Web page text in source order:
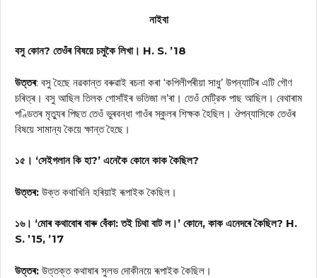
নাইবা
বসু কোন? তেওঁৰ বিষয়ে চমুকৈ লিখা। H. S. ’18
উত্তৰ: বসু হৈছে নৱকান্ত বৰুৱাই ৰচনা কৰা ‘কপিলীপৰীয়া সাধু’ উপন্যাটিৰ এটি গৌণ
চৰিত্ৰ। বসু আছিল তিলক গোসাঁইৰ ভতিজা ল’ৰা। তেওঁ মেট্রিক পাছ আছিল। বেথাৰাম
পণ্ডিতৰ মৃত্যুৰ পিছত তেওঁ ভুৰবন্ধা গাওঁৰ স্কুলৰ শিক্ষক হৈছিল। ঔপন্যাসিকে তেওঁৰ
বিষয়ে সামান্য কৈয়ে ক্ষান্ত হৈছে।
১৫। ‘সেইগলান কি হা?’ এনেকৈ কোনে কাক কৈছিল?
উত্তৰ: উক্ত কথাখিনি হৰিয়াই ৰূপাইক কৈছিল।
১৬। ‘মোৰ কথাবোৰ বাৰু বেঁকা: তই চিথা বাট ল।’ কোনে, কাক এনেদৰে কৈছিল? H.
S. ’15, ’17
উত্তৰ: উত্তক্ত কথাষাৰ সুলভ দোকীনয়ে ৰূপাইক কৈছিল।